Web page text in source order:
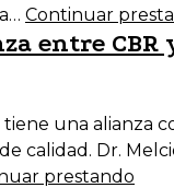
Continuar
entre CBR
una
Dr.
prestando